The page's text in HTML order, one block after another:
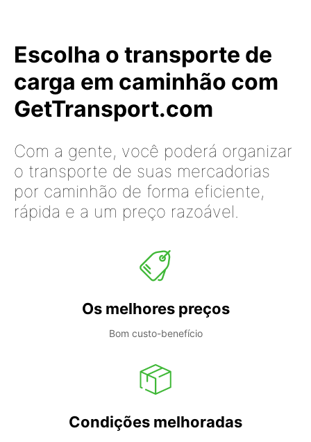
Escolha o transporte de
carga em caminhão com
GetTransport.com
Com a gente, você poderá organizar
o transporte de suas mercadorias
por caminhão de forma eficiente,
rápida e a um preço razoável.
Os melhores preços
Bom custo-benefício
Condições melhoradas